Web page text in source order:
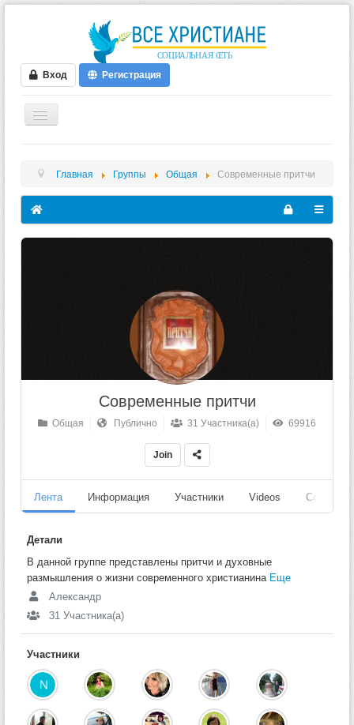
Вход Регистрация
ФОРУМ
ВИДЕО
БЛОГИ
Главная Группы Общая Современные притчи
Современные притчи
Общая Публично 31 Участника(а) 69916
Join
Лента Информация Участники Videos События
Детали
В данной группе представлены притчи и духовные
размышления о жизни современного христианина Еще
Александр
31 Участника(а)
Участники